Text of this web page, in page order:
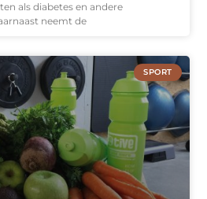
als diabetes en andere
neemt de
SPORT